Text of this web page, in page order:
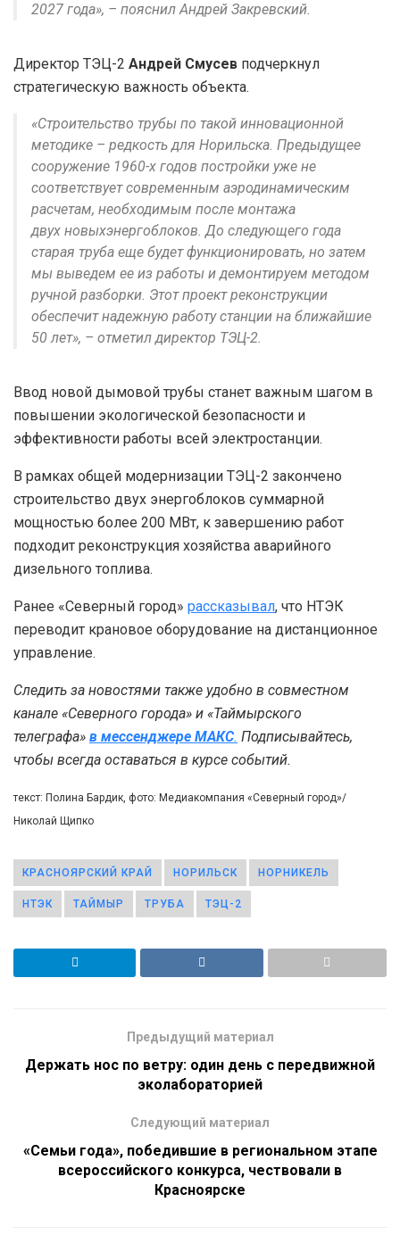
2027 года», – пояснил Андрей Закревский.
Директор ТЭЦ-2 Андрей Смусев подчеркнул
стратегическую важность объекта.
«Строительство трубы по такой инновационной
методике – редкость для Норильска. Предыдущее
сооружение 1960-х годов постройки уже не
соответствует современным аэродинамическим
расчетам, необходимым после монтажа
двух новыхэнергоблоков. До следующего года
старая труба еще будет функционировать, но затем
мы выведем ее из работы и демонтируем методом
ручной разборки. Этот проект реконструкции
обеспечит надежную работу станции на ближайшие
50 лет», – отметил директор ТЭЦ-2.
Ввод новой дымовой трубы станет важным шагом в
повышении экологической безопасности и
эффективности работы всей электростанции.
В рамках общей модернизации ТЭЦ-2 закончено
строительство двух энергоблоков суммарной
мощностью более 200 МВт, к завершению работ
подходит реконструкция хозяйства аварийного
дизельного топлива.
Ранее «Северный город» рассказывал, что НТЭК
переводит крановое оборудование на дистанционное
управление.
Следить за новостями также удобно в совместном
канале «Северного города» и «Таймырского
телеграфа» в мессенджере MAКС. Подписывайтесь,
чтобы всегда оставаться в курсе событий.
текст: Полина Бардик, фото: Медиакомпания «Северный город»/
Николай Щипко
КРАСНОЯРСКИЙ КРАЙ НОРИЛЬСК НОРНИКЕЛЬ
НТЭК ТАЙМЫР ТРУБА ТЭЦ-2
Предыдущий материал
Держать нос по ветру: один день с передвижной
эколабораторией
Следующий материал
«Семьи года», победившие в региональном этапе
всероссийского конкурса, чествовали в
Красноярске